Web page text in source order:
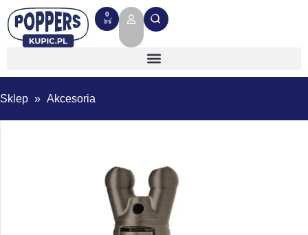
0
Sklep » Akcesoria